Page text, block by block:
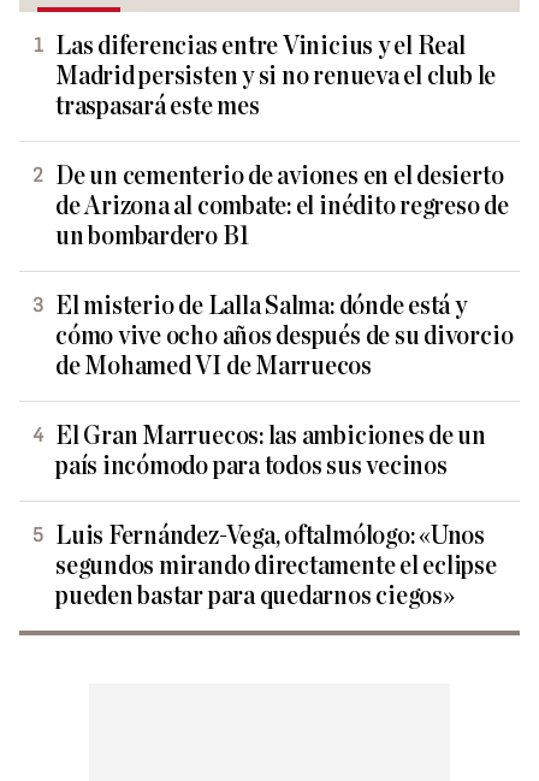
Las diferencias entre Vinicius y el Real
Madrid persisten y si no renueva el club le
traspasará este mes
De un cementerio de aviones en el desierto
de Arizona al combate: el inédito regreso de
un bombardero B1
El misterio de Lalla Salma: dónde está y
cómo vive ocho años después de su divorcio
de Mohamed VI de Marruecos
El Gran Marruecos: las ambiciones de un
país incómodo para todos sus vecinos
Luis Fernández-Vega, oftalmólogo: «Unos
segundos mirando directamente el eclipse
pueden bastar para quedarnos ciegos»